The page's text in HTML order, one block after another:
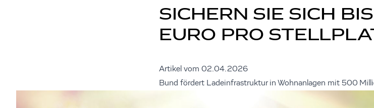
SICHERN SIE SICH
EURO PRO
Artikel vom 02.04.2026
Bund fördert Ladeinfrastruktur in Wohnanlagen mit 500